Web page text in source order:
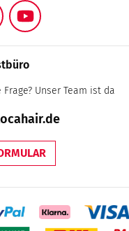
FacebookYouTube
Unser Team ist da